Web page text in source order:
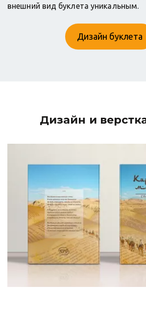
внешний вид буклета уникальным.
Дизайн буклета
Дизайн и